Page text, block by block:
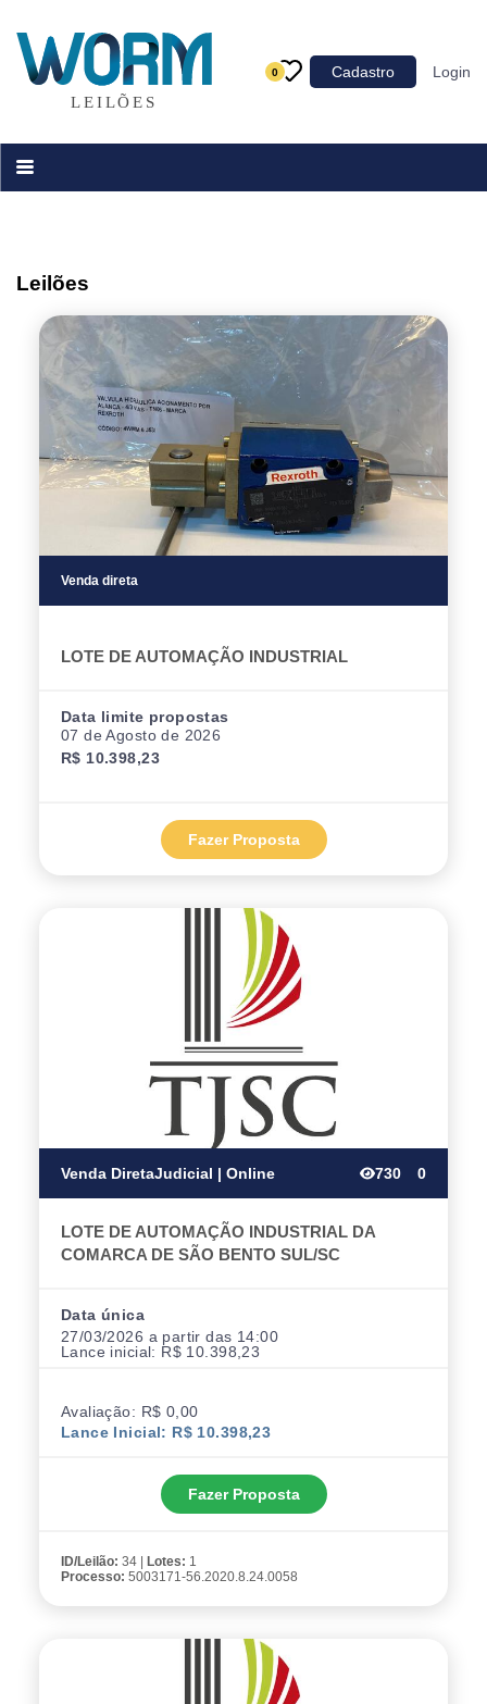
0 Cadastro Login
Categoria
Acessórios para Veículos
Leilões
Venda direta
LOTE DE AUTOMAÇÃO INDUSTRIAL
Data limite propostas
07 de Agosto de 2026
R$ 10.398,23
Fazer Proposta
Venda DiretaJudicial | Online 730 0
LOTE DE AUTOMAÇÃO INDUSTRIAL DA
COMARCA DE SÃO BENTO SUL/SC
Data única
27/03/2026 a partir das 14:00
Lance inicial: R$ 10.398,23
Avaliação: R$ 0,00
Lance Inicial: R$ 10.398,23
Fazer Proposta
ID/Leilão: 34 | Lotes: 1
Processo: 5003171-56.2020.8.24.0058